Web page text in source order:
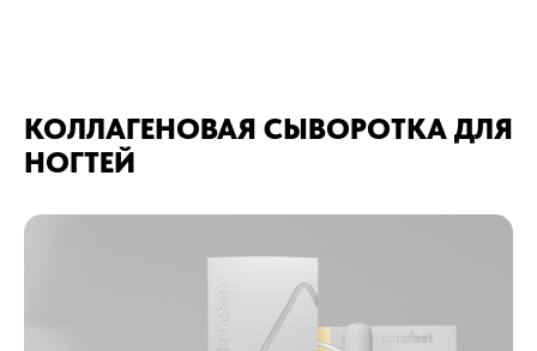
КОЛЛАГЕНОВАЯ СЫВОРОТКА ДЛЯ
НОГТЕЙ